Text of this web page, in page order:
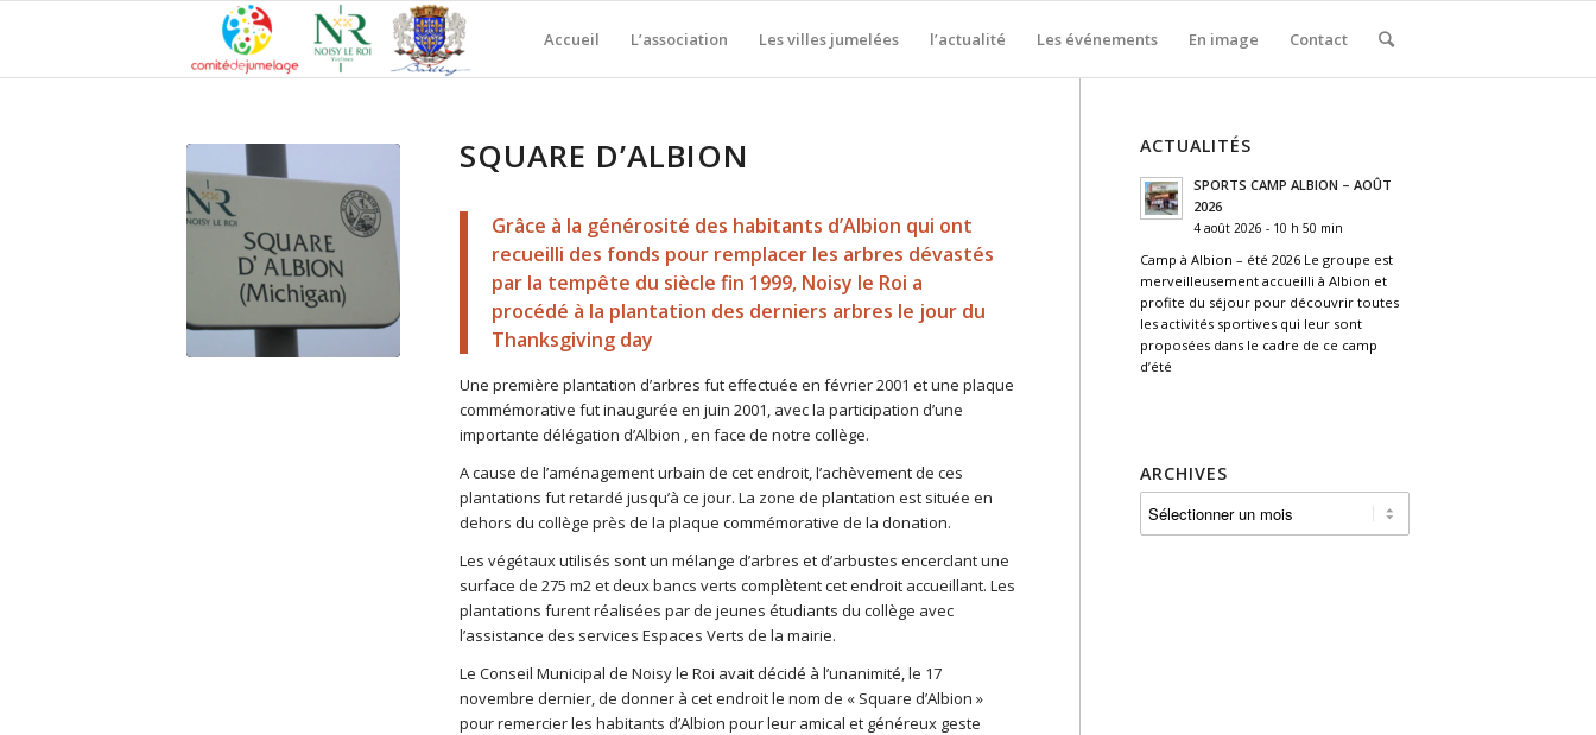
Accueil L’association Les villes jumelées l’actualité Les événements En image Contact
SQUARE D’ALBION
Grâce à la générosité des habitants d’Albion qui ont
recueilli des fonds pour remplacer les arbres dévastés
par la tempête du siècle fin 1999, Noisy le Roi a
procédé à la plantation des derniers arbres le jour du
Thanksgiving day
Une première plantation d’arbres fut effectuée en février 2001 et une plaque
commémorative fut inaugurée en juin 2001, avec la participation d’une
importante délégation d’Albion , en face de notre collège.
A cause de l’aménagement urbain de cet endroit, l’achèvement de ces
plantations fut retardé jusqu’à ce jour. La zone de plantation est située en
dehors du collège près de la plaque commémorative de la donation.
Les végétaux utilisés sont un mélange d’arbres et d’arbustes encerclant une
surface de 275 m2 et deux bancs verts complètent cet endroit accueillant. Les
plantations furent réalisées par de jeunes étudiants du collège avec
l’assistance des services Espaces Verts de la mairie.
Le Conseil Municipal de Noisy le Roi avait décidé à l’unanimité, le 17
novembre dernier, de donner à cet endroit le nom de « Square d’Albion »
pour remercier les habitants d’Albion pour leur amical et généreux geste
ACTUALITÉS
SPORTS CAMP ALBION – AOÛT
2026
4 août 2026 - 10 h 50 min
Camp à Albion – été 2026 Le groupe est
merveilleusement accueilli à Albion et
profite du séjour pour découvrir toutes
les activités sportives qui leur sont
proposées dans le cadre de ce camp
d’été
ARCHIVES